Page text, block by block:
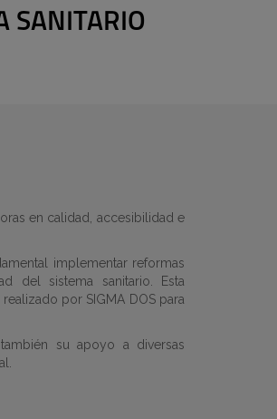
SANITARIO
en calidad, accesibilidad e
implementar reformas
del sistema sanitario. Esta
, realizado por SIGMA DOS para
su apoyo a diversas